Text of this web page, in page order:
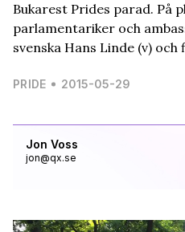
Jon Voss
jon@qx.se
Bukarest Prides parad. På
parlamentariker och
svenska Hans Linde (v) och
PRIDE 2015-05-29